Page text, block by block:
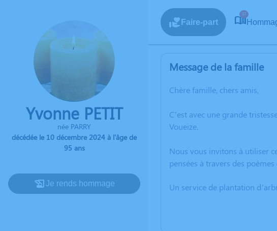
Yvonne PETIT
née PARRY
décédée le 10 décembre 2024 à l'âge de
95 ans
Je rends hommage
Faire-part
17
Message de la famille
Chère famille, chers amis,
C’est avec une grande
Voueize.
Nous vous invitons à utiliser
pensées à travers des
Un service de plantation